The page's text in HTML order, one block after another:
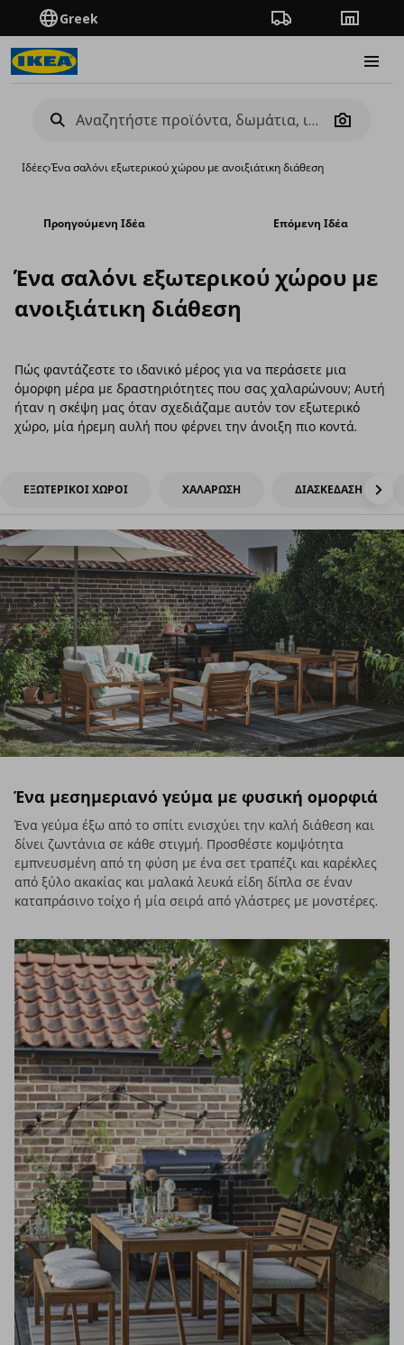
Greek Πορεία παραγγελίας
Camera
Ιδέες›Ένα σαλόνι εξωτερικού χώρου με ανοιξιάτικη διάθεση
Προηγούμενη Ιδέα Επόμενη Ιδέα
Ένα σαλόνι εξωτερικού χώρου με
ανοιξιάτικη διάθεση
Πώς φαντάζεστε το ιδανικό μέρος για να περάσετε μια
όμορφη μέρα με δραστηριότητες που σας χαλαρώνουν; Αυτή
ήταν η σκέψη μας όταν σχεδιάζαμε αυτόν τον εξωτερικό
χώρο, μία ήρεμη αυλή που φέρνει την άνοιξη πιο κοντά.
ΕΞΩΤΕΡΙΚΟΙ ΧΩΡΟΙ ΧΑΛΑΡΩΣΗ ΔΙΑΣΚΕΔΑΣΗ
Ένα μεσημεριανό γεύμα με φυσική ομορφιά
Ένα γεύμα έξω από το σπίτι ενισχύει την καλή διάθεση και
δίνει ζωντάνια σε κάθε στιγμή. Προσθέστε κομψότητα
εμπνευσμένη από τη φύση με ένα σετ τραπέζι και καρέκλες
από ξύλο ακακίας και μαλακά λευκά είδη δίπλα σε έναν
καταπράσινο τοίχο ή μία σειρά από γλάστρες με μονστέρες.